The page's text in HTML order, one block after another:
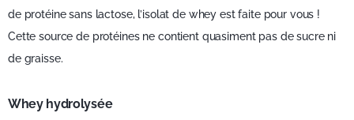
de protéine sans lactose, l’isolat de whey est faite pour vous !
Cette source de protéines ne contient quasiment pas de sucre ni
de graisse.
Whey hydrolysée